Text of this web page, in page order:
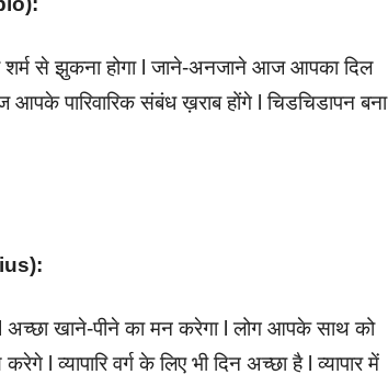
से झुकना होगा l जाने-अनजाने आज आपका दिल
पारिवारिक संबंध ख़राब होंगे l चिडचिडापन बना
खाने-पीने का मन करेगा l लोग आपके साथ को
l व्यापारि वर्ग के लिए भी दिन अच्छा है l व्यापार में